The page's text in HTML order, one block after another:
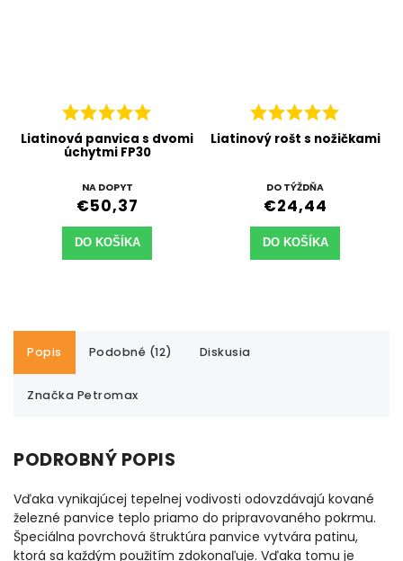
Liatinová panvica s dvomi
úchytmi FP30
NA DOPYT
€50,37
DO KOŠÍKA
Liatinový rošt s nožičkami
DO TÝŽDŇA
€24,44
DO KOŠÍKA
Popis Podobné (12) Diskusia
Značka Petromax
PODROBNÝ POPIS
Vďaka vynikajúcej tepelnej vodivosti odovzdávajú kované
železné panvice teplo priamo do pripravovaného pokrmu.
Špeciálna povrchová štruktúra panvice vytvára patinu,
ktorá sa každým použitím zdokonaľuje. Vďaka tomu je